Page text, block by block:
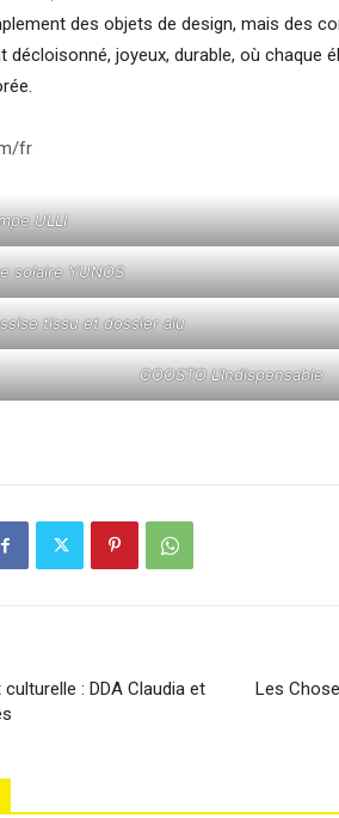
des objets de design, mais des
décloisonné, joyeux, durable, où chaque
fr
ULLI
solaire YUNOS
tissu et dossier alu
GOOSTO L’Indispensable
: DDA Claudia et
Les